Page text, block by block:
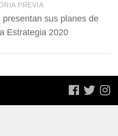
PREVIA
sus planes de
Estrategia 2020